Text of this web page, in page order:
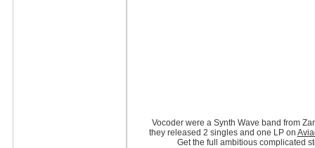
Vocoder were a Synth Wave band from
they released 2 singles and one LP on
Get the full ambitious complicated